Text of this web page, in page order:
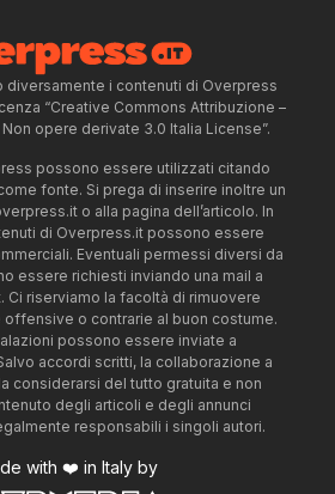
diversamente i contenuti di Overpress
“Creative Commons Attribuzione –
opere derivate 3.0 Italia License”.
possono essere utilizzati citando
fonte. Si prega di inserire inoltre un
o alla pagina dell’articolo. In
di Overpress.it possono essere
Eventuali permessi diversi da
essere richiesti inviando una mail a
. Ci riserviamo la facoltà di rimuovere
o contrarie al buon costume.
possono essere inviate a
accordi scritti, la collaborazione a
considerarsi del tutto gratuita e non
degli articoli e degli annunci
responsabili i singoli autori.
with ❤️ in Italy by